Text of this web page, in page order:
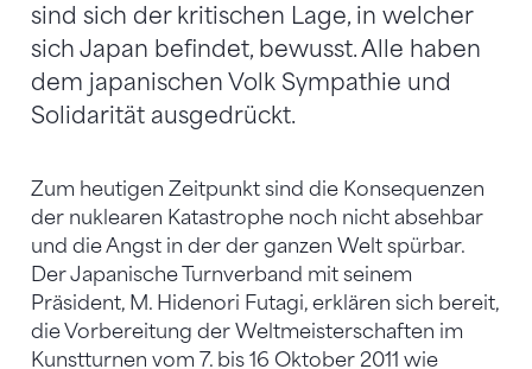
sind sich der kritischen Lage, in welcher
sich Japan befindet, bewusst. Alle haben
dem japanischen Volk Sympathie und
Solidarität ausgedrückt.
Zum heutigen Zeitpunkt sind die Konsequenzen
der nuklearen Katastrophe noch nicht absehbar
und die Angst in der der ganzen Welt spürbar.
Der Japanische Turnverband mit seinem
Präsident, M. Hidenori Futagi, erklären sich bereit,
die Vorbereitung der Weltmeisterschaften im
Kunstturnen vom 7. bis 16 Oktober 2011 wie